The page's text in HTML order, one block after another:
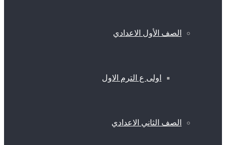
الصف الأول الاعدادي
اولى ع الترم الاول
الصف الثاني الاعدادي